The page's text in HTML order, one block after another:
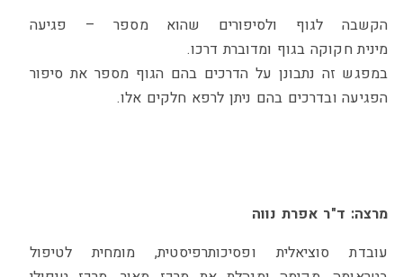
הקשבה לגוף ולסיפורים שהוא מספר – פגיעה
מינית חקוקה בגוף ומדוברת דרכו.
במפגש זה נתבונן על הדרכים בהם הגוף מספר את סיפור
הפגיעה ובדרכים בהם ניתן לרפא חלקים אלו.
מרצה: ד"ר אפרת נווה
עובדת סוציאלית ופסיכותרפיסטית, מומחית לטיפול